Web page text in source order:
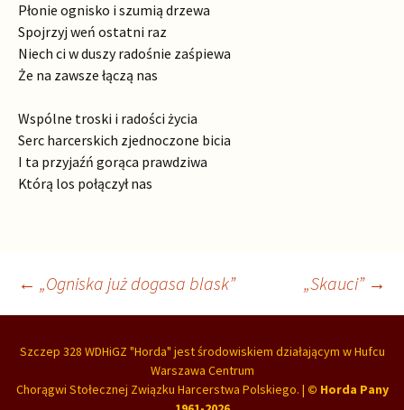
Płonie ognisko i szumią drzewa
Spojrzyj weń ostatni raz
Niech ci w duszy radośnie zaśpiewa
Że na zawsze łączą nas
Wspólne troski i radości życia
Serc harcerskich zjednoczone bicia
I ta przyjaźń gorąca prawdziwa
Którą los połączył nas
Nawigacja
wpisu
← „Ogniska już dogasa blask” „Skauci” →
Szczep 328 WDHiGZ "Horda" jestśrodowiskiem działającym wHufcu
Warszawa Centrum
Chorągwi Stołecznej Związku Harcerstwa Polskiego. | © Horda Pany